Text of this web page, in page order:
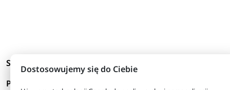
Skróty
Produkty
Dostosowujemy się do Ciebie